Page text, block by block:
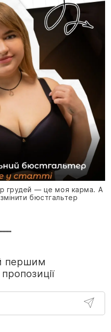
грудей — це моя карма. А
бюстгальтер
першим